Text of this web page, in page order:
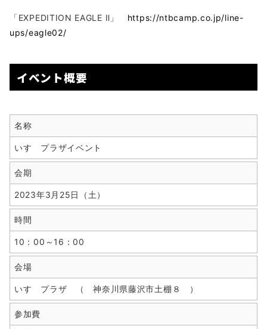
「EXPEDITION EAGLE Ⅱ」 https://ntbcamp.co.jp/line-
ups/eagle02/
イベント概要
名称
いすゞプラザイベント
会期
2023年3月25日（土）
時間
10：00～16：00
会場
いすゞプラザ （ 神奈川県藤沢市土棚８ ）
参加費